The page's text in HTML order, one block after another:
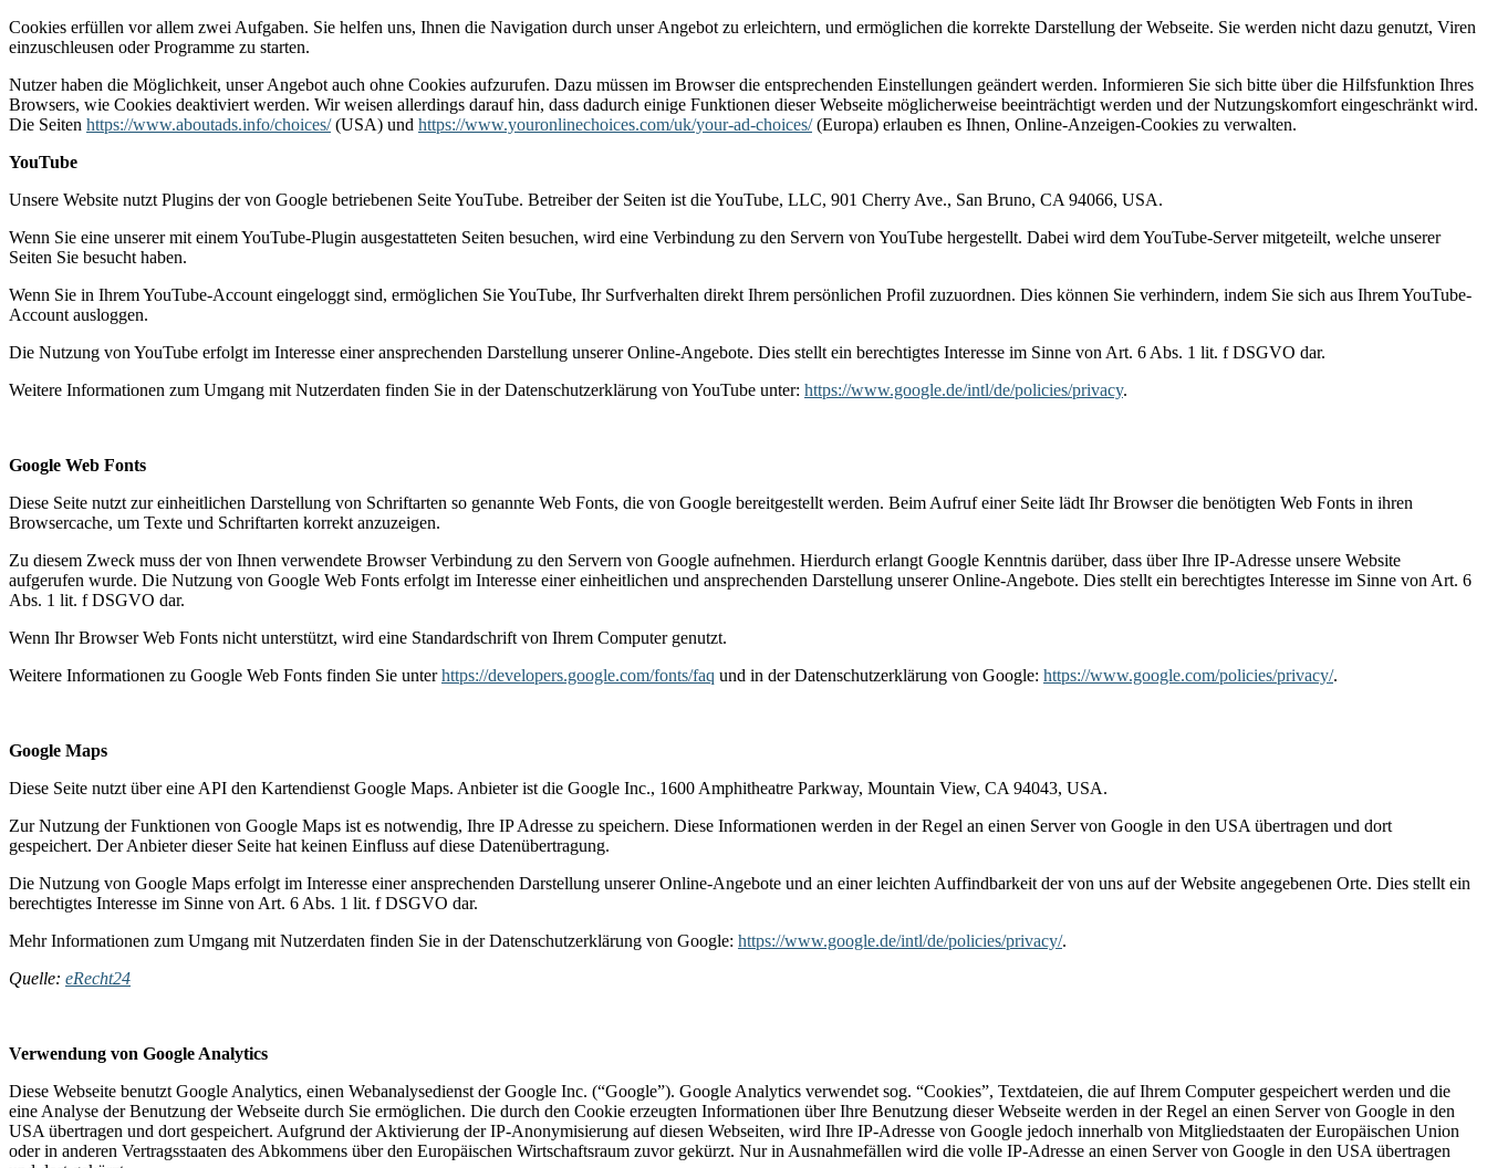
Cookies erfüllen vor allem zwei Aufgaben. Sie helfen uns, Ihnen die Navigation durch unser Angebot zu erleichtern, und ermöglichen die korrekte Darstellung der Webseite. Sie werden nicht dazu genutzt, Viren
einzuschleusen oder Programme zu starten.
Nutzer haben die Möglichkeit, unser Angebot auch ohne Cookies aufzurufen. Dazu müssen im Browser die entsprechenden Einstellungen geändert werden. Informieren Sie sich bitte über die Hilfsfunktion Ihres
Browsers, wie Cookies deaktiviert werden. Wir weisen allerdings darauf hin, dass dadurch einige Funktionen dieser Webseite möglicherweise beeinträchtigt werden und der Nutzungskomfort eingeschränkt wird.
Die Seiten https://www.aboutads.info/choices/(USA) und https://www.youronlinechoices.com/uk/your-ad-choices/(Europa) erlauben es Ihnen, Online-Anzeigen-Cookies zu verwalten.
YouTube
Unsere Website nutzt Plugins der von Google betriebenen Seite YouTube. Betreiber der Seiten ist die YouTube, LLC, 901 Cherry Ave., San Bruno, CA 94066, USA.
Wenn Sie eine unserer mit einem YouTube-Plugin ausgestatteten Seiten besuchen, wird eine Verbindung zu den Servern von YouTube hergestellt. Dabei wird dem YouTube-Server mitgeteilt, welche unserer
Seiten Sie besucht haben.
Wenn Sie in Ihrem YouTube-Account eingeloggt sind, ermöglichen Sie YouTube, Ihr Surfverhalten direkt Ihrem persönlichen Profil zuzuordnen. Dies können Sie verhindern, indem Sie sich aus Ihrem YouTube-
Account ausloggen.
Die Nutzung von YouTube erfolgt im Interesse einer ansprechenden Darstellung unserer Online-Angebote. Dies stellt ein berechtigtes Interesse im Sinne von Art. 6 Abs. 1 lit. f DSGVO dar.
Weitere Informationen zum Umgang mit Nutzerdaten finden Sie in der Datenschutzerklärung von YouTube unter: https://www.google.de/intl/de/policies/privacy.
Google Web Fonts
Diese Seite nutzt zur einheitlichen Darstellung von Schriftarten so genannte Web Fonts, die von Google bereitgestellt werden. Beim Aufruf einer Seite lädt Ihr Browser die benötigten Web Fonts in ihren
Browsercache, um Texte und Schriftarten korrekt anzuzeigen.
Zu diesem Zweck muss der von Ihnen verwendete Browser Verbindung zu den Servern von Google aufnehmen. Hierdurch erlangt Google Kenntnis darüber, dass über Ihre IP-Adresse unsere Website
aufgerufen wurde. Die Nutzung von Google Web Fonts erfolgt im Interesse einer einheitlichen und ansprechenden Darstellung unserer Online-Angebote. Dies stellt ein berechtigtes Interesse im Sinne von Art. 6
Abs. 1 lit. f DSGVO dar.
Wenn Ihr Browser Web Fonts nicht unterstützt, wird eine Standardschrift von Ihrem Computer genutzt.
Weitere Informationen zu Google Web Fonts finden Sie unterhttps://developers.google.com/fonts/faq und in der Datenschutzerklärung von Google: https://www.google.com/policies/privacy/.
Google Maps
Diese Seite nutzt über eine API den Kartendienst Google Maps. Anbieter ist die Google Inc., 1600 Amphitheatre Parkway, Mountain View, CA 94043, USA.
Zur Nutzung der Funktionen von Google Maps ist es notwendig, Ihre IP Adresse zu speichern. Diese Informationen werden in der Regel an einen Server von Google in den USA übertragen und dort
gespeichert. Der Anbieter dieser Seite hat keinen Einfluss auf diese Datenübertragung.
Die Nutzung von Google Maps erfolgt im Interesse einer ansprechenden Darstellung unserer Online-Angebote und an einer leichten Auffindbarkeit der von uns auf der Website angegebenen Orte. Dies stellt ein
berechtigtes Interesse im Sinne von Art. 6 Abs. 1 lit. f DSGVO dar.
Mehr Informationen zum Umgang mit Nutzerdaten finden Sie in der Datenschutzerklärung von Google: https://www.google.de/intl/de/policies/privacy/.
Quelle: eRecht24
Verwendung von Google Analytics
Diese Webseite benutzt Google Analytics, einen Webanalysedienst der Google Inc. (“Google”). Google Analytics verwendet sog. “Cookies”, Textdateien, die auf Ihrem Computer gespeichert werden und die
eine Analyse der Benutzung der Webseite durch Sie ermöglichen. Die durch den Cookie erzeugten Informationen über Ihre Benutzung dieser Webseite werden in der Regel an einen Server von Google in den
USA übertragen und dort gespeichert. Aufgrund der Aktivierung der IP-Anonymisierung auf diesen Webseiten, wird Ihre IP-Adresse von Google jedoch innerhalb von Mitgliedstaaten der Europäischen Union
oder in anderen Vertragsstaaten des Abkommens über den Europäischen Wirtschaftsraum zuvor gekürzt. Nur in Ausnahmefällen wird die volle IP-Adresse an einen Server von Google in den USA übertragen